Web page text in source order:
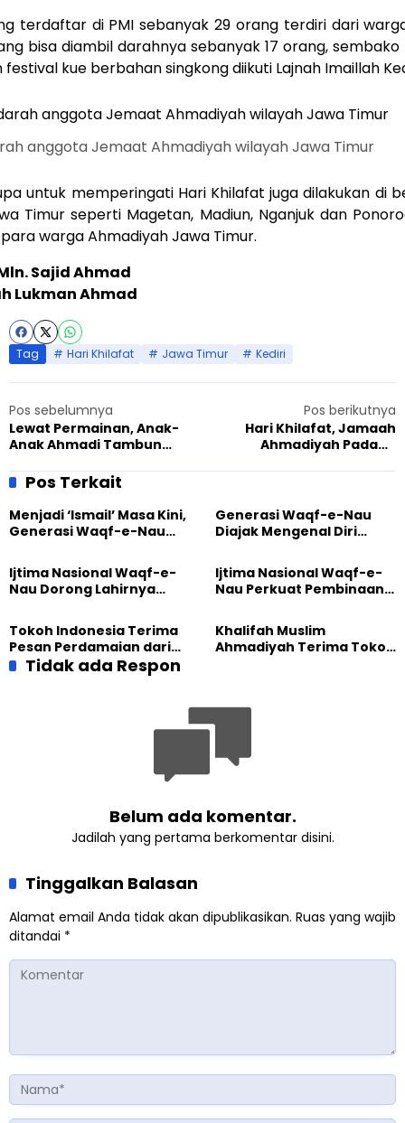
terdaftar di PMI sebanyak 29 orang terdiri dari
bisa diambil darahnya sebanyak 17 orang,
kue berbahan singkong diikuti Lajnah Imaillah
anggota Jemaat Ahmadiyah wilayah Jawa Timur
untuk memperingati Hari Khilafat juga dilakukan di
Timur seperti Magetan, Madiun, Nganjuk dan
warga Ahmadiyah Jawa Timur.
Sajid Ahmad
Lukman Ahmad
Tag Hari Khilafat Jawa Timur Kediri
Pos sebelumnya
Lewat Permainan, Anak-
Anak Ahmadi Tambun
Pos berikutnya
Hari Khilafat, Jamaah
Ahmadiyah Padang
Pertandingan Tenis Meja
Pos Terkait
Menjadi ‘Ismail’ Masa Kini,
Generasi Waqf-e-Nau
Pengabdian
Generasi Waqf-e-Nau
Diajak Mengenal Diri
Dunia
Ijtima Nasional Waqf-e-
Nau Dorong Lahirnya
yang Militan
Ijtima Nasional Waqf-e-
Nau Perkuat Pembinaan
Masa Depan
Tokoh Indonesia Terima
Pesan Perdamaian dari
Khalifah Muslim
Khalifah Muslim
Ahmadiyah Terima Tokoh
Tidak ada Respon
Belum ada komentar.
Jadilah yang pertama berkomentar disini.
Tinggalkan Balasan
Alamat email Anda tidak akan dipublikasikan. Ruas yang wajib
ditandai *